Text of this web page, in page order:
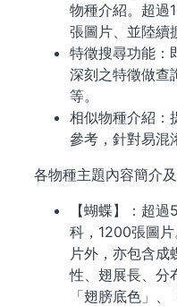
物種介紹。超過
張圖片、並陸續
特徵搜尋功能：
深刻之特徵做查
等。
相似物種介紹：
參考，針對易混
各物種主題內容簡介
【蝴蝶】：超
科，1200張圖
片外，亦包含成
性、翅展長、分
「翅膀底色」